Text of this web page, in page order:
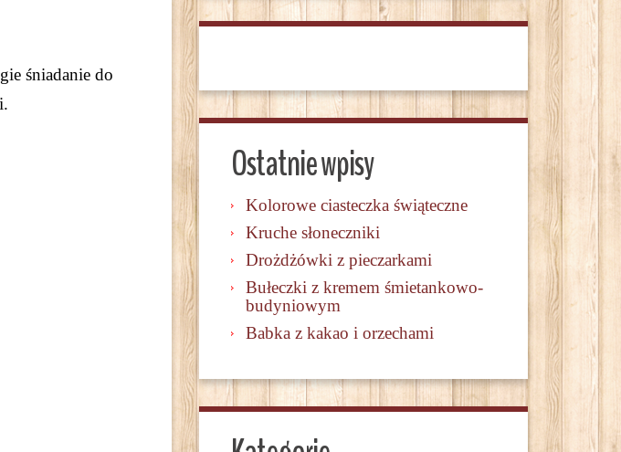
śniadanie do
Ostatnie wpisy
Kolorowe ciasteczka świąteczne
Kruche słoneczniki
Drożdżówki z pieczarkami
Bułeczki z kremem śmietankowo-
budyniowym
Babka z kakao i orzechami